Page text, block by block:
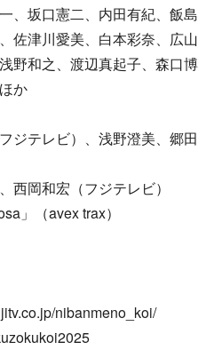
、坂口憲二、内田有紀、飯島
佐津川愛美、白本彩奈、広山
野和之、渡辺真起子、森口博
か
ジテレビ）、浅野澄美、郷田
西岡和宏（フジテレビ）
」（avex trax）
nibanmeno_koi/